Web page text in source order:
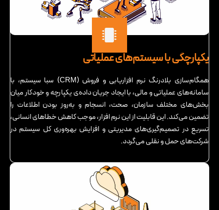
یکپارچگی با سیستم‌های عملیاتی
همگام‌سازی بلادرنگ نرم افزاریابی و فروش (CRM) سبا سیستم، با
سامانه‌های عملیاتی و مالی، با ایجاد جریان داده‌ی یکپارچه و خودکار میان
بخش‌های مختلف سازمان، صحت، انسجام و به‌روز بودن اطلاعات را
تضمین می‌کند. این قابلیت از این نرم افزار، موجب کاهش خطاهای انسانی،
تسریع در تصمیم‌گیری‌های مدیریتی و افزایش بهره‌وری کل سیستم در
شرکت‌های حمل و نقلی می‌گردد.